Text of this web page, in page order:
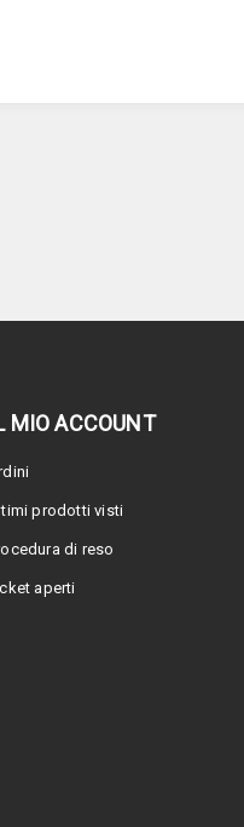
MIO ACCOUNT
prodotti visti
di reso
aperti